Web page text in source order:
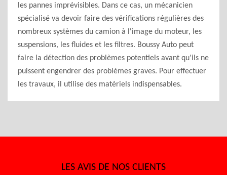
les pannes imprévisibles. Dans ce cas, un mécanicien
spécialisé va devoir faire des vérifications régulières des
nombreux systèmes du camion à l'image du moteur, les
suspensions, les fluides et les filtres. Boussy Auto peut
faire la détection des problèmes potentiels avant qu'ils ne
puissent engendrer des problèmes graves. Pour effectuer
les travaux, il utilise des matériels indispensables.
LES AVIS DE NOS CLIENTS